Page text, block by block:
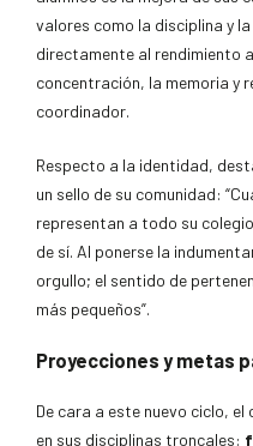
valores como la disciplina y
directamente al rendimiento
concentración, la memoria y
coordinador.
Respecto a la identidad,
un sello de su comunidad:
representan a todo su
de sí. Al ponerse la
orgullo; el sentido de
más pequeños”.
Proyecciones y metas
De cara a este nuevo ciclo,
en sus disciplinas troncales: